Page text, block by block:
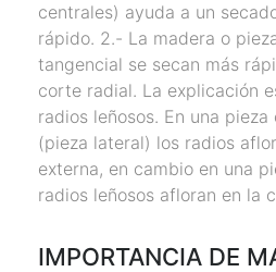
centrales) ayuda a un
rápido. 2.- La madera o
tangencial se secan más
corte radial. La explicación
radios leñosos. En una
(pieza lateral) los radios
externa, en cambio en una
radios leñosos afloran en la
IMPORTANCIA DE